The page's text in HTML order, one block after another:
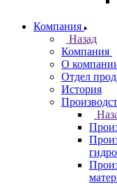
Компания
Назад
Компания
О
Отдел
История